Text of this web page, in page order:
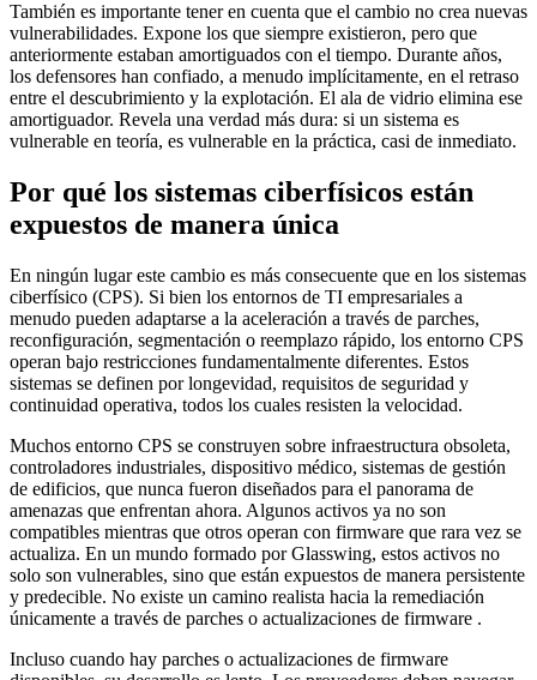
También es importante tener en cuenta que el cambio no crea nuevas
vulnerabilidades. Expone los que siempre existieron, pero que
anteriormente estaban amortiguados con el tiempo. Durante años,
los defensores han confiado, a menudo implícitamente, en el retraso
entre el descubrimiento y la explotación. El ala de vidrio elimina ese
amortiguador. Revela una verdad más dura: si un sistema es
vulnerable en teoría, es vulnerable en la práctica, casi de inmediato.
Por qué los sistemas ciberfísicos están
expuestos de manera única
En ningún lugar este cambio es más consecuente que en los sistemas
ciberfísico (CPS). Si bien los entornos de TI empresariales a
menudo pueden adaptarse a la aceleración a través de parches,
reconfiguración, segmentación o reemplazo rápido, los entorno CPS
operan bajo restricciones fundamentalmente diferentes. Estos
sistemas se definen por longevidad, requisitos de seguridad y
continuidad operativa, todos los cuales resisten la velocidad.
Muchos entorno CPS se construyen sobre infraestructura obsoleta,
controladores industriales, dispositivo médico, sistemas de gestión
de edificios, que nunca fueron diseñados para el panorama de
amenazas que enfrentan ahora. Algunos activos ya no son
compatibles mientras que otros operan con firmware que rara vez se
actualiza. En un mundo formado por Glasswing, estos activos no
solo son vulnerables, sino que están expuestos de manera persistente
y predecible. No existe un camino realista hacia la remediación
únicamente a través de parches o actualizaciones de firmware .
Incluso cuando hay parches o actualizaciones de firmware